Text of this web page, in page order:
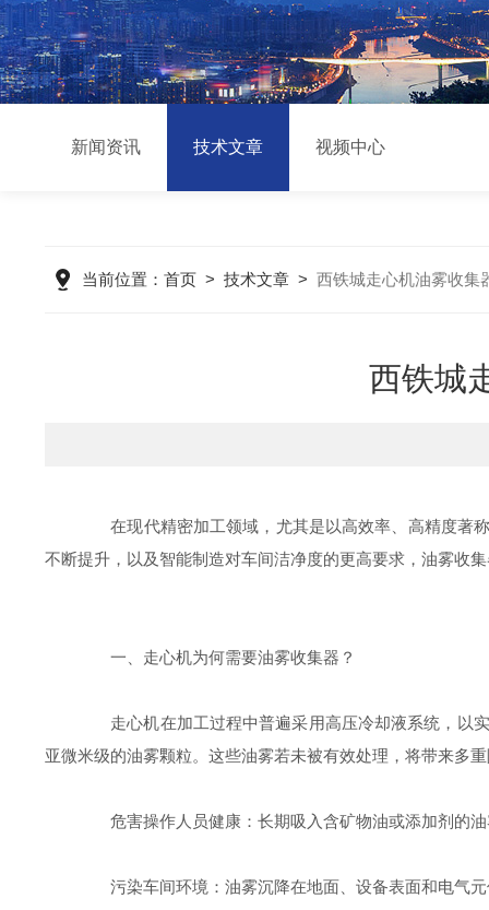
新闻资讯 技术文章 视频中心
当前位置： 首页> 技术文章> 西铁城走心机油雾收集
西铁城
在现代精密加工领域，尤其是以高效率、高精度著称
不断提升，以及智能制造对车间洁净度的更高要求，油雾收
一、走心机为何需要油雾收集器？
走心机在加工过程中普遍采用高压冷却液系统，以实
亚微米级的油雾颗粒。这些油雾若未被有效处理，将带来多
危害操作人员健康：长期吸入含矿物油或添加剂的油
污染车间环境：油雾沉降在地面、设备表面和电气元